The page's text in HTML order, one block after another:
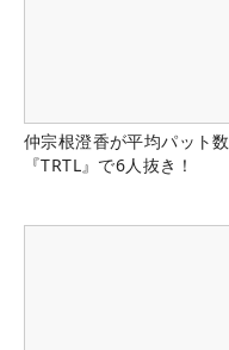
仲宗根澄香が平均パット数
『TRTL』で6人抜き！